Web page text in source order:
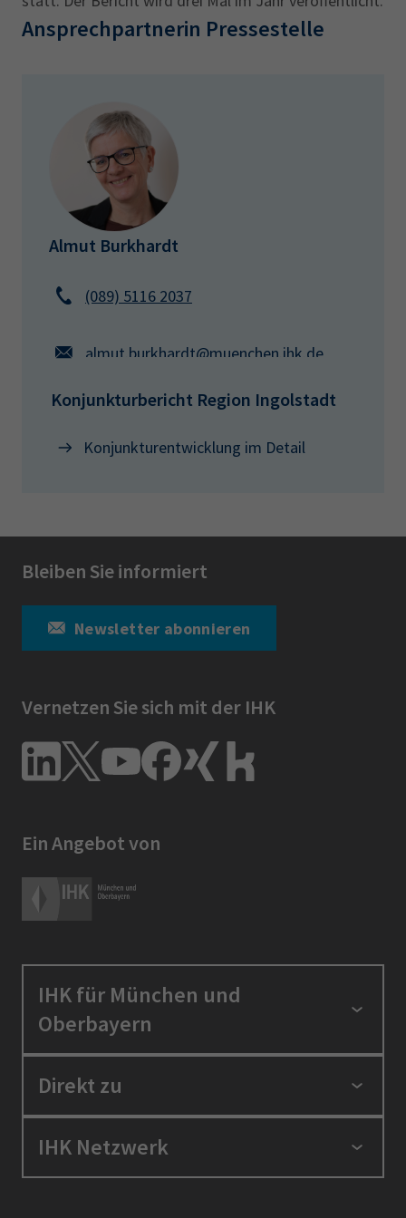
Ansprechpartnerin Pressestelle
Almut Burkhardt
(089) 5116 2037
almut.burkhardt@muenchen.ihk.de
Konjunkturbericht Region Ingolstadt
Konjunkturentwicklung im Detail
Bleiben Sie informiert
Newsletter abonnieren
Vernetzen Sie sich mit der IHK
Ein Angebot von
IHK für München und
Oberbayern
Standortpolitik
Berufszugang
Direkt zu
Positionen
IHK Netzwerk